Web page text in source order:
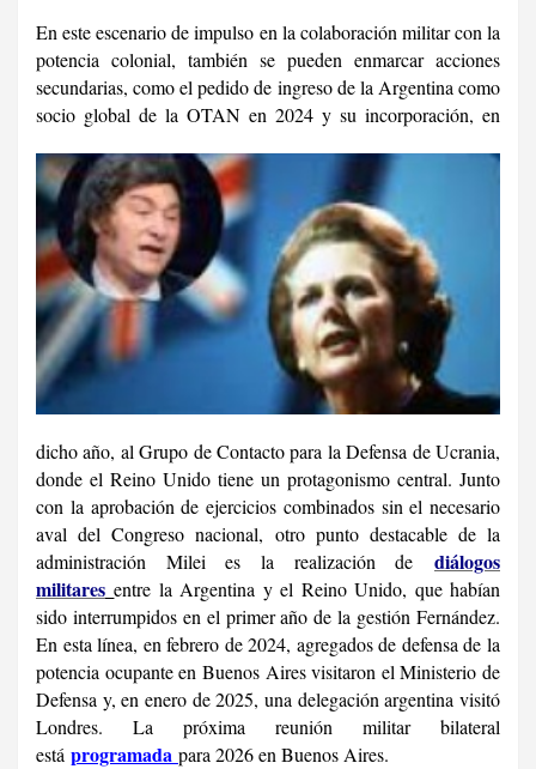
En este escenario de impulso en la colaboración militar con la
potencia colonial, también se pueden enmarcar acciones
secundarias, como el pedido de ingreso de la Argentina como
socio global de la OTAN en 2024 y su incorporación, en
dicho año, al Grupo de Contacto para la Defensa de Ucrania,
donde el Reino Unido tiene un protagonismo central. Junto
con la aprobación de ejercicios combinados sin el necesario
aval del Congreso nacional, otro punto destacable de la
administración Milei es la realización de diálogos
militares entre la Argentina y el Reino Unido, que habían
sido interrumpidos en el primer año de la gestión Fernández.
En esta línea, en febrero de 2024, agregados de defensa de la
potencia ocupante en Buenos Aires visitaron el Ministerio de
Defensa y, en enero de 2025, una delegación argentina visitó
Londres. La próxima reunión militar bilateral
está programada para 2026 en Buenos Aires.